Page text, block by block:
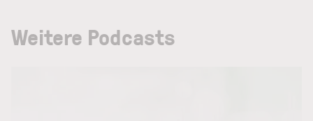
Weitere Podcasts